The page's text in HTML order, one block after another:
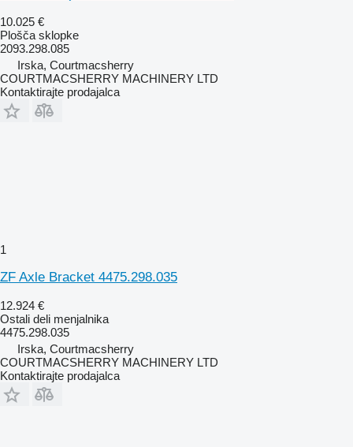
10.025 €
Plošča sklopke
2093.298.085
Irska, Courtmacsherry
COURTMACSHERRY MACHINERY LTD
Kontaktirajte prodajalca
1
ZF Axle Bracket 4475.298.035
12.924 €
Ostali deli menjalnika
4475.298.035
Irska, Courtmacsherry
COURTMACSHERRY MACHINERY LTD
Kontaktirajte prodajalca